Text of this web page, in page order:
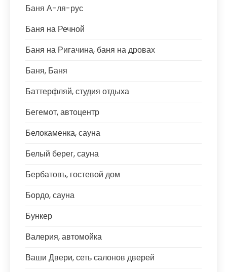
Баня А-ля-рус
Баня на Речной
Баня на Ригачина, баня на дровах
Баня, Баня
Баттерфляй, студия отдыха
Бегемот, автоцентр
Белокаменка, сауна
Белый берег, сауна
Бербатовъ, гостевой дом
Бордо, сауна
Бункер
Валерия, автомойка
Ваши Двери, сеть салонов дверей